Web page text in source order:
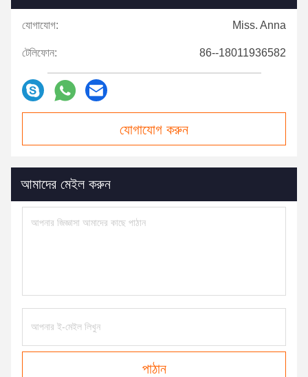
যোগাযোগ: Miss. Anna
টেলিফোন: 86--18011936582
যোগাযোগ করুন
আমাদের মেইল ​​করুন
পাঠান